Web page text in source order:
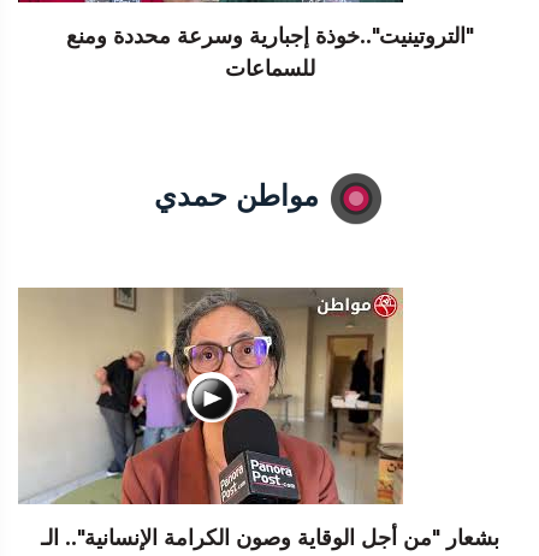
"التروتينيت"..خوذة إجبارية وسرعة محددة ومنع
للسماعات
مواطن حمدي
بشعار "من أجل الوقاية وصون الكرامة الإنسانية".. الـ